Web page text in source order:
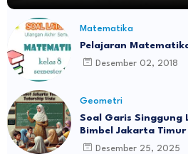
Matematika
Pelajaran
Desember 02, 2018
Geometri
Soal Garis Singgung
Bimbel Jakarta Timur
Desember 25, 2025